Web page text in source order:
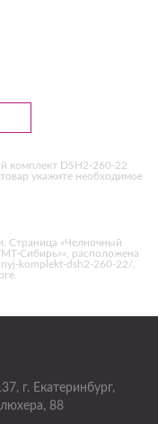
комплект DSH2-260-22
укажите необходимое
Страница «Челночный
Сибирь»», расположена
komplekt-dsh2-260-22/.
, г. Екатеринбург,
88